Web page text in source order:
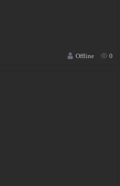
Offline
0